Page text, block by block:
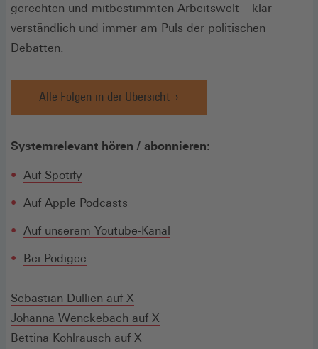
gerechten und mitbestimmten Arbeitswelt – klar
verständlich und immer am Puls der politischen
Debatten.
Alle Folgen in der Übersicht
Systemrelevant hören / abonnieren:
Auf Spotify(Öffnet
einem
neuen
Fenster)
Auf Apple Podcasts
einem
Auf unserem Youtube-Kanal
Bei Podige(Öffnet
einem
neuen
Fenster)
e
einem
neuen
Fenster)
Sebastian Dullien auf X
in
einem
Johanna Wenckebach auf X
Bettina Kohlrausch auf X